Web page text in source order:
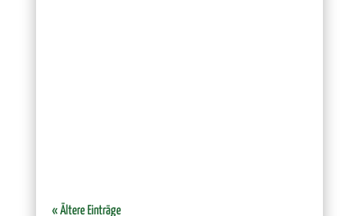
« Ältere Einträge